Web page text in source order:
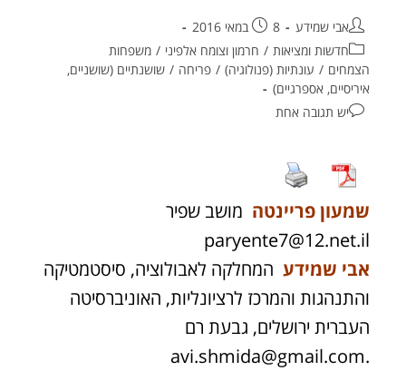
אבי שמידע
8 במאי 2016
חדשות ומציאות / חרמון וצומח אלפיני / משפחות
הצמחים / עונתיות (פנולוגיה) / פריחה / שושנתיים (שושניים,
איריסיים, אספרגיים)
יש תגובה אחת
שמעון פריינטה מושב שפיר
paryente7@12.net.il
אבי שמידע המחלקה לאבולוציה, סיסטמטיקה
והתנהגות והמרכז לרציונליות, האוניברסיטה
העברית ירושלים, גבעת רם
.
avi.shmida@gmail.com